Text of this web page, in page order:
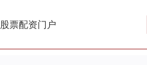
股票配资门户